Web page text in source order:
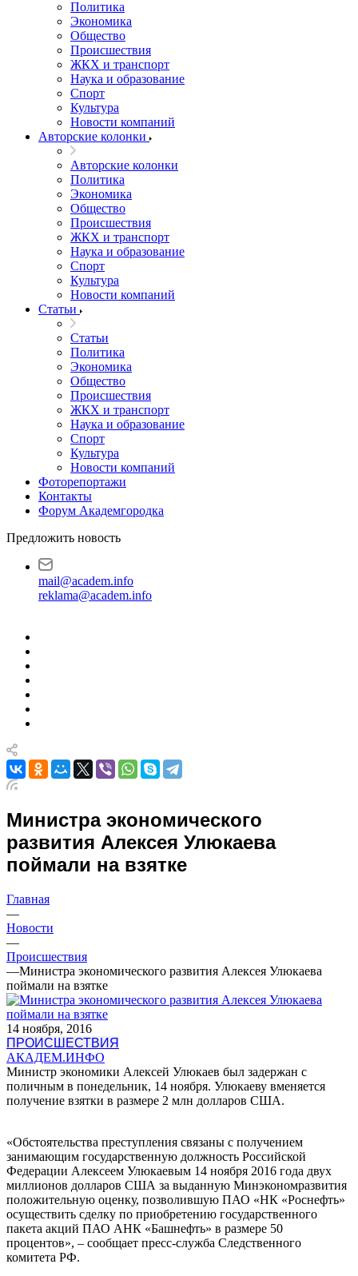
Политика
Экономика
Общество
Происшествия
ЖКХ и транспорт
Наука и образование
Спорт
Культура
Новости компаний
Авторские колонки
Авторские колонки
Политика
Экономика
Общество
Происшествия
ЖКХ и транспорт
Наука и образование
Спорт
Культура
Новости компаний
Статьи
Статьи
Политика
Экономика
Общество
Происшествия
ЖКХ и транспорт
Наука и образование
Спорт
Культура
Новости компаний
Фоторепортажи
Контакты
Форум Академгородка
Предложить новость
mail@academ.info
reklama@academ.info
Министра экономического
развития Алексея Улюкаева
поймали на взятке
Главная
—
Новости
—
Происшествия
—Министра экономического развития Алексея Улюкаева
поймали на взятке
14 ноября, 2016
ПРОИСШЕСТВИЯ
АКАДЕМ.ИНФО
Министр экономики Алексей Улюкаев был задержан с
поличным в понедельник, 14 ноября. Улюкаеву вменяется
получение взятки в размере 2 млн долларов США.
«Обстоятельства преступления связаны с получением
занимающим государственную должность Российской
Федерации Алексеем Улюкаевым 14 ноября 2016 года двух
миллионов долларов США за выданную Минэкономразвития
положительную оценку, позволившую ПАО «НК «Роснефть»
осуществить сделку по приобретению государственного
пакета акций ПАО АНК «Башнефть» в размере 50
процентов», – сообщает пресс-служба Следственного
комитета РФ.